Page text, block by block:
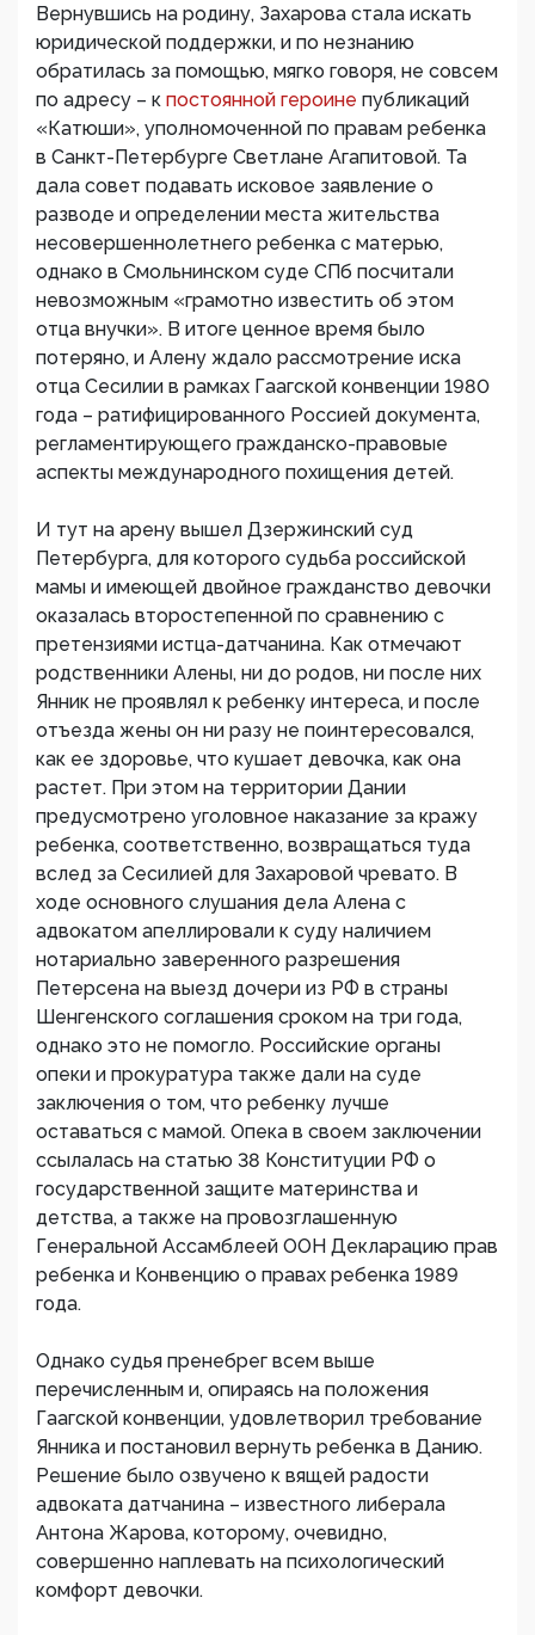
Вернувшись на родину, Захарова стала искать
юридической поддержки, и по незнанию
обратилась за помощью, мягко говоря, не совсем
по адресу – к постоянной героине публикаций
«Катюши», уполномоченной по правам ребенка
в Санкт-Петербурге Светлане Агапитовой. Та
дала совет подавать исковое заявление о
разводе и определении места жительства
несовершеннолетнего ребенка с матерью,
однако в Смольнинском суде СПб посчитали
невозможным «грамотно известить об этом
отца внучки». В итоге ценное время было
потеряно, и Алену ждало рассмотрение иска
отца Сесилии в рамках Гаагской конвенции 1980
года – ратифицированного Россией документа,
регламентирующего гражданско-правовые
аспекты международного похищения детей.
И тут на арену вышел Дзержинский суд
Петербурга, для которого судьба российской
мамы и имеющей двойное гражданство девочки
оказалась второстепенной по сравнению с
претензиями истца-датчанина. Как отмечают
родственники Алены, ни до родов, ни после них
Янник не проявлял к ребенку интереса, и после
отъезда жены он ни разу не поинтересовался,
как ее здоровье, что кушает девочка, как она
растет. При этом на территории Дании
предусмотрено уголовное наказание за кражу
ребенка, соответственно, возвращаться туда
вслед за Сесилией для Захаровой чревато. В
ходе основного слушания дела Алена с
адвокатом апеллировали к суду наличием
нотариально заверенного разрешения
Петерсена на выезд дочери из РФ в страны
Шенгенского соглашения сроком на три года,
однако это не помогло. Российские органы
опеки и прокуратура также дали на суде
заключения о том, что ребенку лучше
оставаться с мамой. Опека в своем заключении
ссылалась на статью 38 Конституции РФ о
государственной защите материнства и
детства, а также на провозглашенную
Генеральной Ассамблеей ООН Декларацию прав
ребенка и Конвенцию о правах ребенка 1989
года.
Однако судья пренебрег всем выше
перечисленным и, опираясь на положения
Гаагской конвенции, удовлетворил требование
Янника и постановил вернуть ребенка в Данию.
Решение было озвучено к вящей радости
адвоката датчанина – известного либерала
Антона Жарова, которому, очевидно,
совершенно наплевать на психологический
комфорт девочки.